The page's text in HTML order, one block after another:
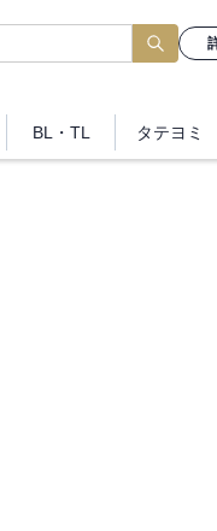
BL・TL タテヨミ